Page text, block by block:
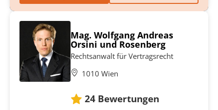
Mag. Wolfgang Andreas
Orsini und Rosenberg
Rechtsanwalt für Vertragsrecht
1010 Wien
24 Bewertungen